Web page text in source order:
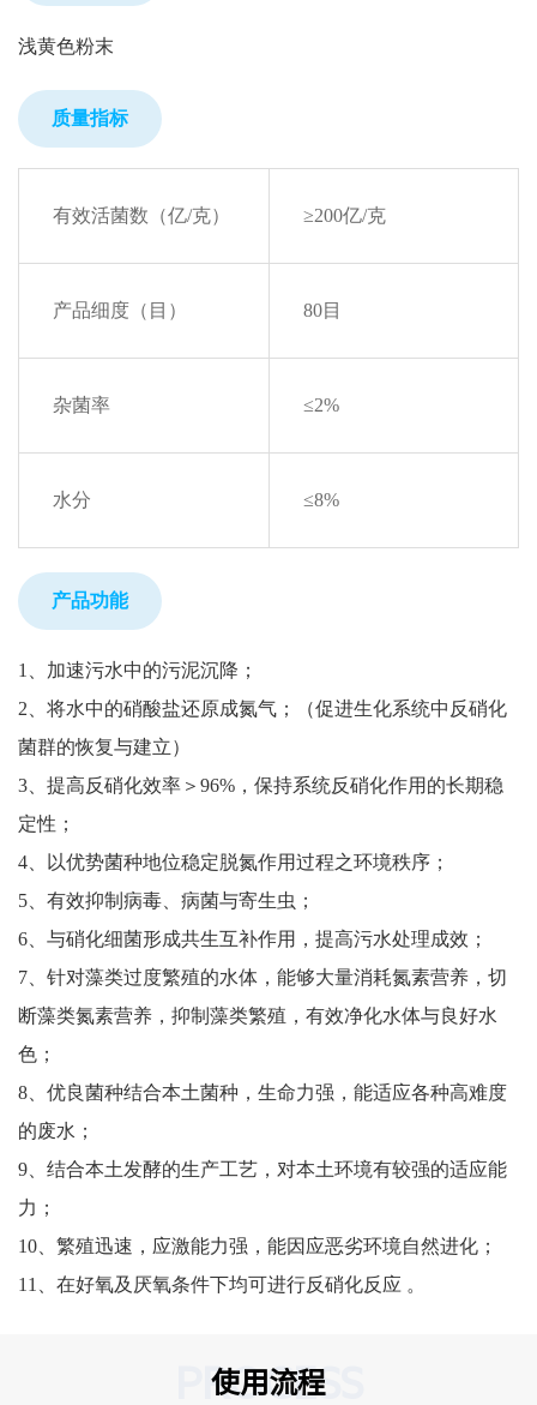
浅黄色粉末
质量指标
有效活菌数（亿/克） ≥200亿/克
产品细度（目） 80目
杂菌率 ≤2%
水分 ≤8%
产品功能
1、加速污水中的污泥沉降；
2、将水中的硝酸盐还原成氮气；（促进生化系统中反硝化
菌群的恢复与建立）
3、提高反硝化效率＞96%，保持系统反硝化作用的长期稳
定性；
4、以优势菌种地位稳定脱氮作用过程之环境秩序；
5、有效抑制病毒、病菌与寄生虫；
6、与硝化细菌形成共生互补作用，提高污水处理成效；
7、针对藻类过度繁殖的水体，能够大量消耗氮素营养，切
断藻类氮素营养，抑制藻类繁殖，有效净化水体与良好水
色；
8、优良菌种结合本土菌种，生命力强，能适应各种高难度
的废水；
9、结合本土发酵的生产工艺，对本土环境有较强的适应能
力；
10、繁殖迅速，应激能力强，能因应恶劣环境自然进化；
11、在好氧及厌氧条件下均可进行反硝化反应 。
使用流程
PROCESS